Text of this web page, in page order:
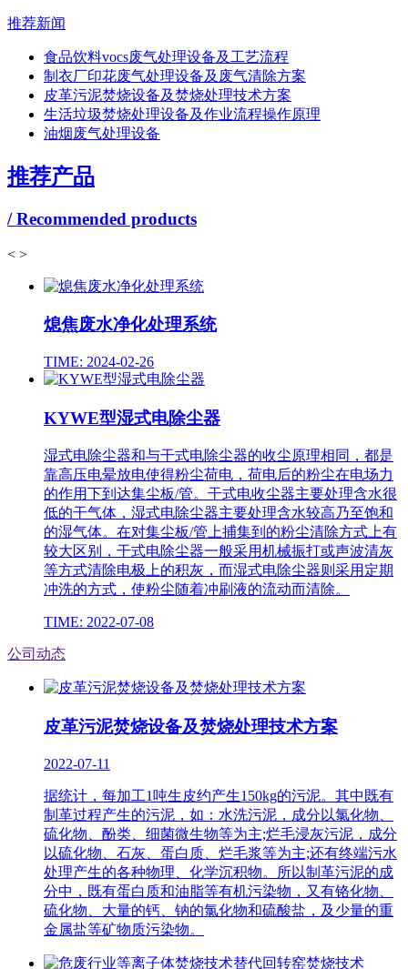
推荐新闻
食品饮料vocs废气处理设备及工艺流程
制衣厂印花废气处理设备及废气清除方案
皮革污泥焚烧设备及焚烧处理技术方案
生活垃圾焚烧处理设备及作业流程操作原理
油烟废气处理设备
推荐产品
/ Recommended products
< >
熄焦废水净化处理系统
TIME: 2024-02-26
KYWE型湿式电除尘器
湿式电除尘器和与干式电除尘器的收尘原理相同，都是
靠高压电晕放电使得粉尘荷电，荷电后的粉尘在电场力
的作用下到达集尘板/管。干式电收尘器主要处理含水很
低的干气体，湿式电除尘器主要处理含水较高乃至饱和
的湿气体。在对集尘板/管上捕集到的粉尘清除方式上有
较大区别，干式电除尘器一般采用机械振打或声波清灰
等方式清除电极上的积灰，而湿式电除尘器则采用定期
冲洗的方式，使粉尘随着冲刷液的流动而清除。
TIME: 2022-07-08
公司动态
皮革污泥焚烧设备及焚烧处理技术方案
2022-07-11
据统计，每加工1吨生皮约产生150kg的污泥。其中既有
制革过程产生的污泥，如：水洗污泥，成分以氯化物、
硫化物、酚类、细菌微生物等为主;烂毛浸灰污泥，成分
以硫化物、石灰、蛋白质、烂毛浆等为主;还有终端污水
处理产生的各种物理、化学沉积物。所以制革污泥的成
分中，既有蛋白质和油脂等有机污染物，又有铬化物、
硫化物、大量的钙、钠的氯化物和硫酸盐，及少量的重
金属盐等矿物质污染物。